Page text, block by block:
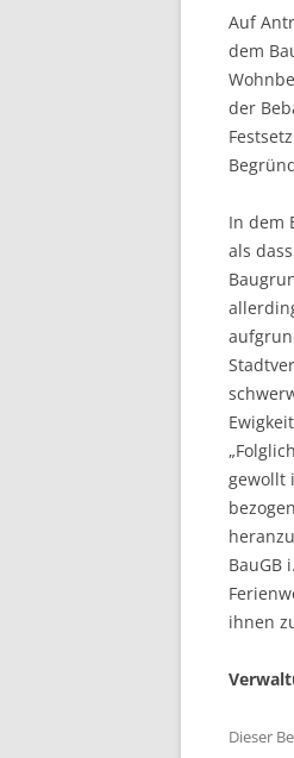
Auf
dem
der
In dem
als
gewollt
BauGB
ihnen
Dieser